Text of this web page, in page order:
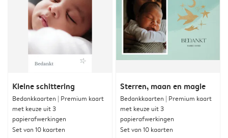
Kleine schittering
Bedankkaarten | Premium kaart
met keuze uit 3
papierafwerkingen
Set van 10 kaarten
Sterren, maan en magie
Bedankkaarten | Premium kaart
met keuze uit 3
papierafwerkingen
Set van 10 kaarten